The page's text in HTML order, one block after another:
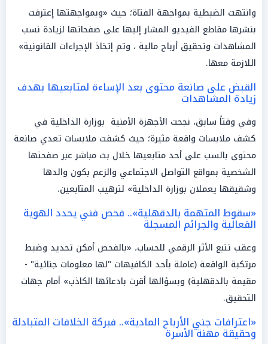
وانتهت الضبطية بمواجهة الفتاة؛ حيث «وبمواجهتها إعترفت
بنشرها مقاطع الفيديو المشار إليها على صفحاتها لزيادة نسب
المشاهدات وتحقيق أرباح مالية ، وتم إتخاذ الإجراءات القانونية»
اللازمة معها.
القبض على صانعة محتوى بعد الإساءة لمتابعيها بهدف
زيادة المشاهدات
وفي وقتاً سابق، نجحت الأجهزة الأمنية بوزارة الداخلية في
كشف ملابسات واقعة مثيرة؛ حيث كشفت ملابسات تعدي صانعة
محتوى بالسب على أحد متابعيها خلال بث مباشر عبر صفحتها
الشخصية بمواقع التواصل الاجتماعي والزعم بكون والدها
وشقيقها يعملان بوزارة الداخلية» لترهيب المتابعين.
«سقوط المتهمة بالدقهلية».. فحص فني يحدد الهوية
الفعالية والجرائم المسجلة
وعقب تتبع الأثر الرقمي للحساب، «بالفحص أمكن تحديد وضبط
مرتكبة الواقعة (عاملة بأحد الكافيهات "لها معلومات جنائية" -
مقيمة بالدقهلية) وبسؤالها أقرت بادعائها الكاذب» أمام جهات
التحقيق.
«اعترافات جني الأرباح المادية».. فبركة الخلافات المتبادلة
وحقيقة مهنة الأسرة